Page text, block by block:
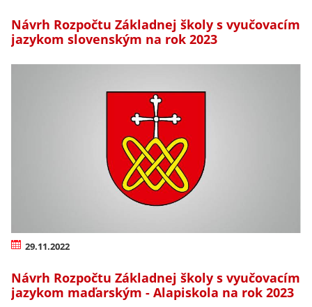
Návrh Rozpočtu Základnej školy s vyučovacím
jazykom slovenským na rok 2023
29.11.2022
Návrh Rozpočtu Základnej školy s vyučovacím
jazykom maďarským - Alapiskola na rok 2023